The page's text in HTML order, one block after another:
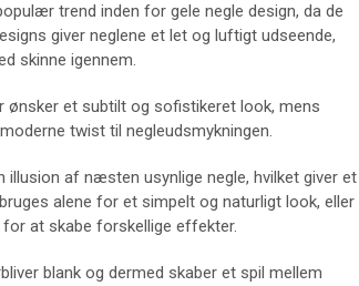
trend inden for gele negle design, da de
giver neglene et let og luftigt udseende,
skinne igennem.
ønsker et subtilt og sofistikeret look, mens
twist til negleudsmykningen.
illusion af næsten usynlige negle, hvilket giver et
alene for et simpelt og naturligt look, eller
at skabe forskellige effekter.
blank og dermed skaber et spil mellem